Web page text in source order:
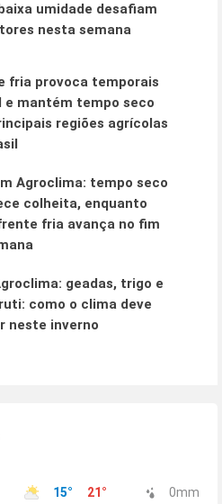
umidade desafiam
nesta semana
fria provoca temporais
e mantém tempo seco
regiões agrícolas
Agroclima: tempo seco
colheita, enquanto
fria avança no fim
geadas, trigo e
como o clima deve
neste inverno
15° 21 ° 0mm